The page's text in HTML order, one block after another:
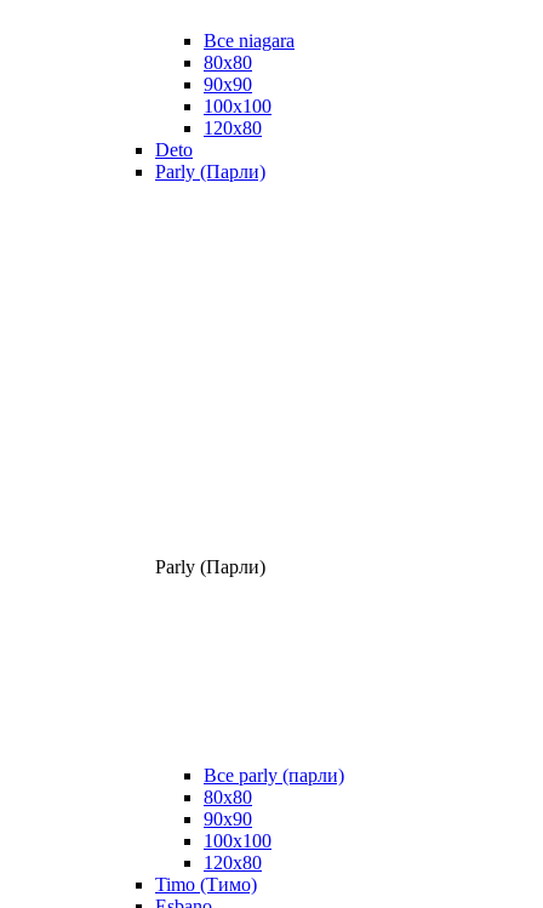
Все niagara
80x80
90x90
100x100
120x80
Deto
Parly (Парли)
Parly (Парли)
Все parly (парли)
80x80
90x90
100x100
120x80
Timo (Тимо)